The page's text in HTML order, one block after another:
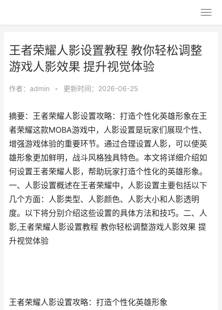
王者荣耀人影设置教程 教你轻松调整
游戏人影效果 提升视觉体验
作者： admin • 更新时间：2026-06-25
摘要：王者荣耀人影设置攻略：打造个性化英雄形象在王
者荣耀这款MOBA游戏中，人影设置是玩家们展现个性、
增强游戏体验的重要环节。通过合理设置人影，可以使英
雄形象更加鲜明，战斗风格独具特色。本文将详细介绍如
何设置王者荣耀人影，帮助玩家打造个性化的英雄形象。
一、人影设置概述在王者荣耀中，人影设置主要包括以下
几个方面：人影类型、人影颜色、人影大小和人影透明
度。以下将分别介绍这些设置的具体方法和技巧。二、人
影,王者荣耀人影设置教程 教你轻松调整游戏人影效果 提
升视觉体验
王者荣耀人影设置攻略：打造个性化英雄形象